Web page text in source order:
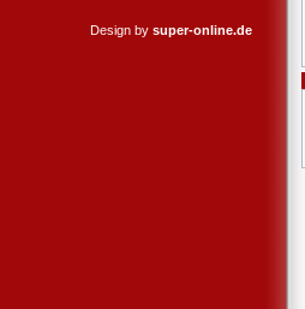
Design by super-online.de